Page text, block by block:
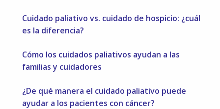
Cuidado paliativo vs. cuidado de hospicio: ¿cuál
es la diferencia?
Cómo los cuidados paliativos ayudan a las
familias y cuidadores
¿De qué manera el cuidado paliativo puede
ayudar a los pacientes con cáncer?